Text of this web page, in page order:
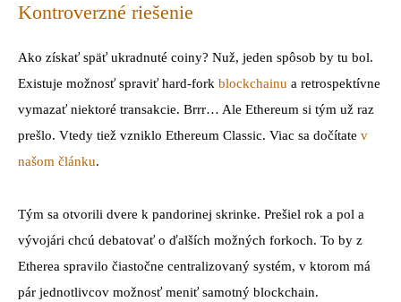
Kontroverzné riešenie
Ako získať späť ukradnuté coiny? Nuž, jeden spôsob by tu bol.
Existuje možnosť spraviť hard-fork blockchainu a retrospektívne
vymazať niektoré transakcie. Brrr… Ale Ethereum si tým už raz
prešlo. Vtedy tiež vzniklo Ethereum Classic. Viac sa dočítate v
našom článku.
Tým sa otvorili dvere k pandorinej skrinke. Prešiel rok a pol a
vývojári chcú debatovať o ďalších možných forkoch. To by z
Etherea spravilo čiastočne centralizovaný systém, v ktorom má
pár jednotlivcov možnosť meniť samotný blockchain.